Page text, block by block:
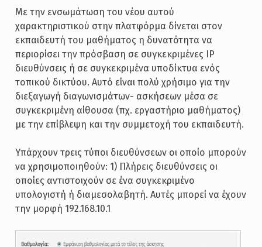
Με την ενσωμάτωση του νέου αυτού
χαρακτηριστικού στην πλατφόρμα δίνεται στον
εκπαιδευτή του μαθήματος η δυνατότητα να
περιορίσει την πρόσβαση σε συγκεκριμένες IP
διευθύνσεις ή σε συγκεκριμένα υποδίκτυα ενός
τοπικού δικτύου. Αυτό είναι πολύ χρήσιμο για την
διεξαγωγή διαγωνισμάτων- ασκήσεων μέσα σε
συγκεκριμένη αίθουσα (πχ. εργαστήριο μαθήματος)
με την επίβλεψη και την συμμετοχή του εκπαιδευτή.
Υπάρχουν τρεις τύποι διευθύνσεων οι οποίο μπορούν
να χρησιμοποιηθούν: 1) Πλήρεις διευθύνσεις οι
οποίες αντιστοιχούν σε ένα συγκεκριμένο
υπολογιστή ή διαμεσολαβητή. Αυτές μπορεί να έχουν
την μορφή 192.168.10.1